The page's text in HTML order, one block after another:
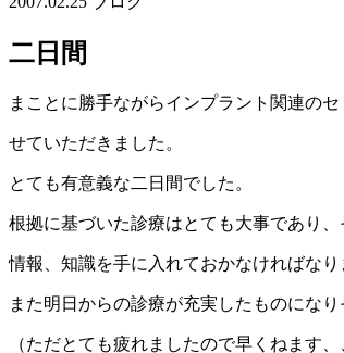
二日間
まことに勝手ながらインプラント関連の
せていただきました。
とても有意義な二日間でした。
根拠に基づいた診療はとても大事であり
情報、知識を手に入れておかなければなり
また明日からの診療が充実したものになり
（ただとても疲れましたので早くねます、